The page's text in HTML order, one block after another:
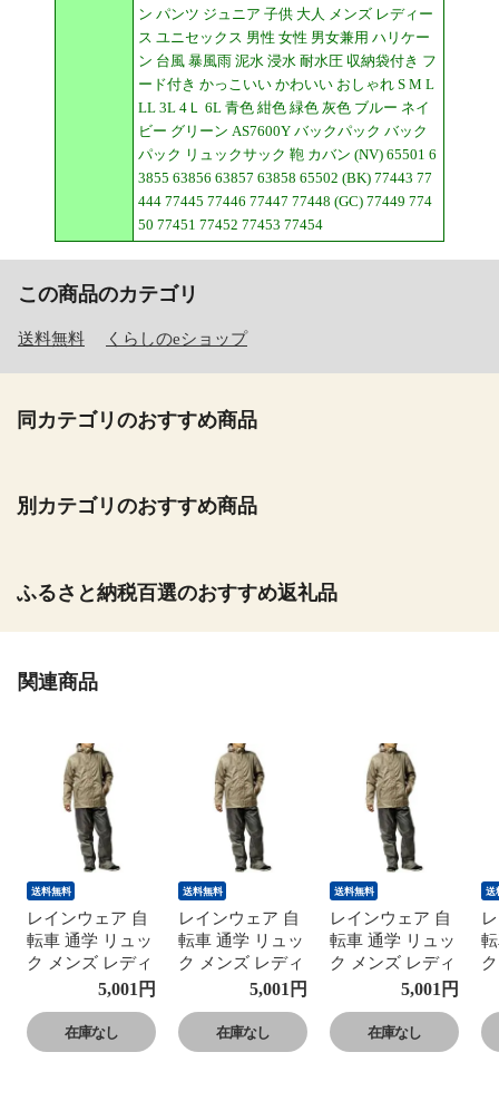
ン パンツ ジュニア 子供 大人 メンズ レディー
ス ユニセックス 男性 女性 男女兼用 ハリケー
ン 台風 暴風雨 泥水 浸水 耐水圧 収納袋付き フ
ード付き かっこいい かわいい おしゃれ S M L
LL 3L 4Ｌ 6L 青色 紺色 緑色 灰色 ブルー ネイ
ビー グリーン AS7600Y バックパック バック
パック リュックサック 鞄 カバン (NV) 65501 6
3855 63856 63857 63858 65502 (BK) 77443 77
444 77445 77446 77447 77448 (GC) 77449 774
50 77451 77452 77453 77454
この商品のカテゴリ
送料無料 くらしのeショップ
同カテゴリのおすすめ商品
別カテゴリのおすすめ商品
ふるさと納税百選のおすすめ返礼品
関連商品
送料無料
レインウェア 自
転車 通学 リュッ
ク メンズ レディ
ース 上下 AS-
7600 レインウェ
ア レインウエア
レインスーツ 雨
5,001 円
在庫なし
送料無料
レインウェア 自
転車 通学 リュッ
ク メンズ レディ
ース 上下 AS-
7600 レインウェ
ア レインウエア
レインスーツ 雨
5,001 円
在庫なし
送料無料
レインウェア 自
転車 通学 リュッ
ク メンズ レディ
ース 上下 AS-
7600 レインウェ
ア レインウエア
レインスーツ 雨
5,001 円
在庫なし
送